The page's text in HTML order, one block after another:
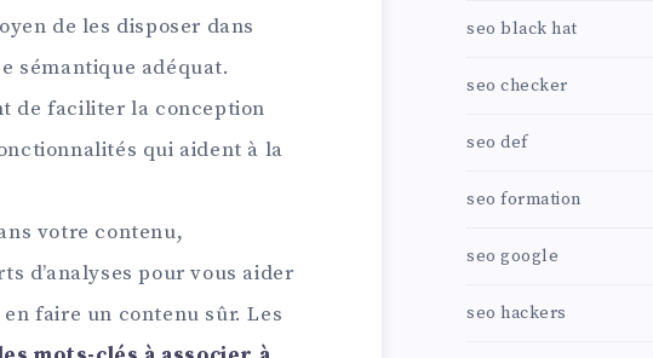
de les disposer dans
sémantique adéquat.
de faciliter la conception
qui aident à la
votre contenu,
d’analyses pour vous aider
faire un contenu sûr. Les
seo black hat
seo checker
seo def
seo formation
seo google
seo hackers